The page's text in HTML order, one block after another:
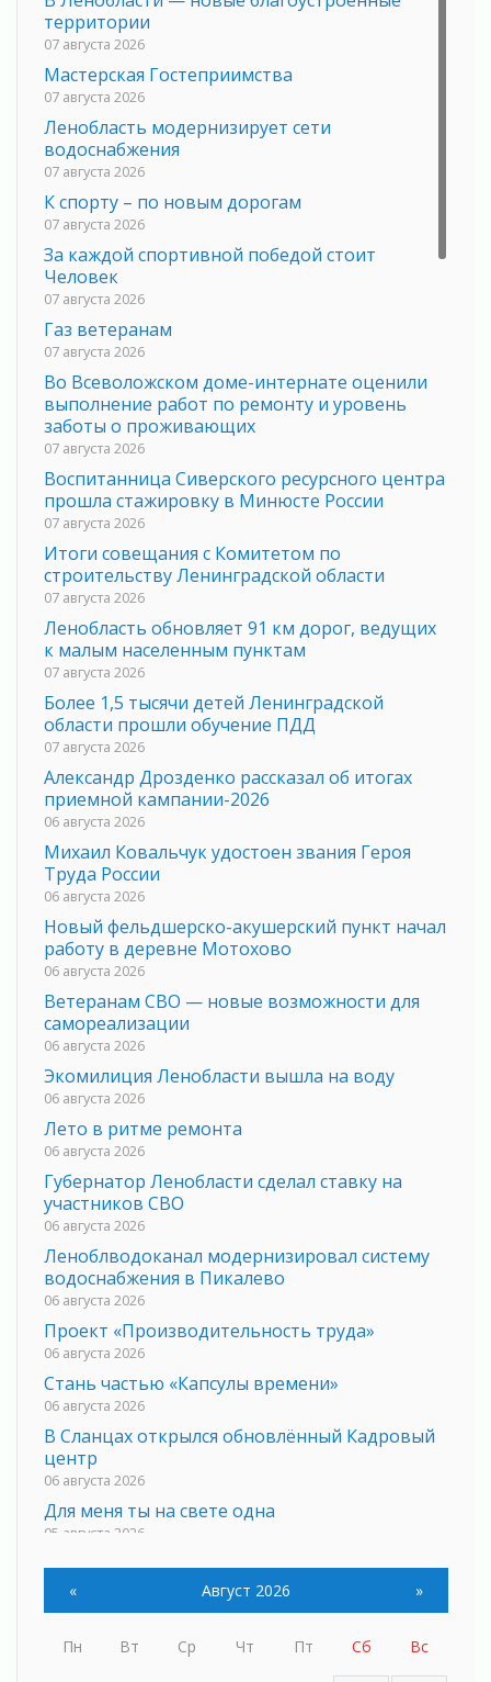
территории
07 августа 2026
Мастерская Гостеприимства
07 августа 2026
Ленобласть модернизирует сети
водоснабжения
07 августа 2026
К спорту – по новым дорогам
07 августа 2026
За каждой спортивной победой стоит
Человек
07 августа 2026
Газ ветеранам
07 августа 2026
Во Всеволожском доме-интернате оценили
выполнение работ по ремонту и уровень
заботы о проживающих
07 августа 2026
Воспитанница Сиверского ресурсного центра
прошла стажировку в Минюсте России
07 августа 2026
Итоги совещания с Комитетом по
строительству Ленинградской области
07 августа 2026
Ленобласть обновляет 91 км дорог, ведущих
к малым населенным пунктам
07 августа 2026
Более 1,5 тысячи детей Ленинградской
области прошли обучение ПДД
07 августа 2026
Александр Дрозденко рассказал об итогах
приемной кампании-2026
06 августа 2026
Михаил Ковальчук удостоен звания Героя
Труда России
06 августа 2026
Новый фельдшерско-акушерский пункт начал
работу в деревне Мотохово
06 августа 2026
Ветеранам СВО — новые возможности для
самореализации
06 августа 2026
Экомилиция Ленобласти вышла на воду
06 августа 2026
Лето в ритме ремонта
06 августа 2026
Губернатор Ленобласти сделал ставку на
участников СВО
06 августа 2026
Леноблводоканал модернизировал систему
водоснабжения в Пикалево
06 августа 2026
Проект «Производительность труда»
06 августа 2026
Стань частью «Капсулы времени»
06 августа 2026
В Сланцах открылся обновлённый Кадровый
центр
06 августа 2026
Для меня ты на свете одна
05 августа 2026
Выбрать удобный способ голосования
помогут Госуслуги
Планируйте свой маршрут заранее
« Август 2026 »
Пн Вт Ср Чт Пт Сб
Вс